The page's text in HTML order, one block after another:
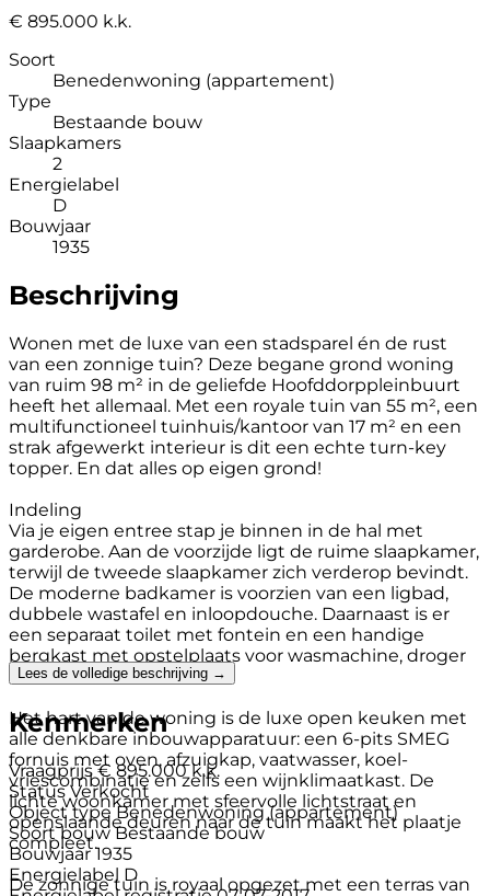
€ 895.000 k.k.
Soort
Benedenwoning (appartement)
Type
Bestaande bouw
Slaapkamers
2
Energielabel
D
Bouwjaar
1935
Beschrijving
Wonen met de luxe van een stadsparel én de rust
van een zonnige tuin? Deze begane grond woning
van ruim 98 m² in de geliefde Hoofddorppleinbuurt
heeft het allemaal. Met een royale tuin van 55 m², een
multifunctioneel tuinhuis/kantoor van 17 m² en een
strak afgewerkt interieur is dit een echte turn-key
topper. En dat alles op eigen grond!
Indeling
Via je eigen entree stap je binnen in de hal met
garderobe. Aan de voorzijde ligt de ruime slaapkamer,
terwijl de tweede slaapkamer zich verderop bevindt.
De moderne badkamer is voorzien van een ligbad,
dubbele wastafel en inloopdouche. Daarnaast is er
een separaat toilet met fontein en een handige
bergkast met opstelplaats voor wasmachine, droger
én CV-ketel.
Het hart van de woning is de luxe open keuken met
alle denkbare inbouwapparatuur: een 6-pits SMEG
fornuis met oven, afzuigkap, vaatwasser, koel-
vriescombinatie en zelfs een wijnklimaatkast. De
lichte woonkamer met sfeervolle lichtstraat en
openslaande deuren naar de tuin maakt het plaatje
compleet.
De zonnige tuin is royaal opgezet met een terras van
Lees de volledige beschrijving →
Kenmerken
Vraagprijs € 895.000 k.k.
Status Verkocht
Object type Benedenwoning (appartement)
Soort bouw Bestaande bouw
Bouwjaar 1935
Energielabel D